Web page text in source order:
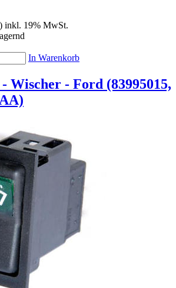
inkl. 19% MwSt.
In Warenkorb
Wischer - Ford (83995015,